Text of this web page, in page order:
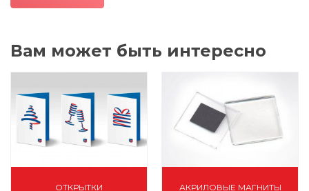
Вам может быть интересно
ОТКРЫТКИ АКРИЛОВЫЕ МАГНИТЫ